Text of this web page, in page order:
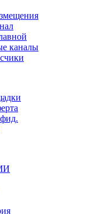
каналы